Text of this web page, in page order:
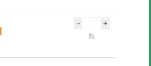
- +
瓶